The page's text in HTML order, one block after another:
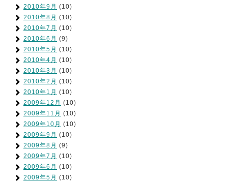
2010年9月 (10)
2010年8月 (10)
2010年7月 (10)
2010年6月 (9)
2010年5月 (10)
2010年4月 (10)
2010年3月 (10)
2010年2月 (10)
2010年1月 (10)
2009年12月 (10)
2009年11月 (10)
2009年10月 (10)
2009年9月 (10)
2009年8月 (9)
2009年7月 (10)
2009年6月 (10)
2009年5月 (10)